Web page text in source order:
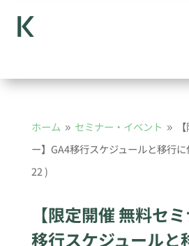
ホーム 9 セミナー・イベント 9
ー】GA4移行スケジュールと移行
22 )
【限定開催 無料セ
移行スケジュールと